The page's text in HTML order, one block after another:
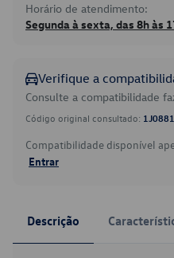
Horário de atendimento:
Segunda à sexta, das 8h às
Verifique a
Consulte a compatibilidade
Código original consultado:
Compatibilidade disponível
Entrar
Descrição